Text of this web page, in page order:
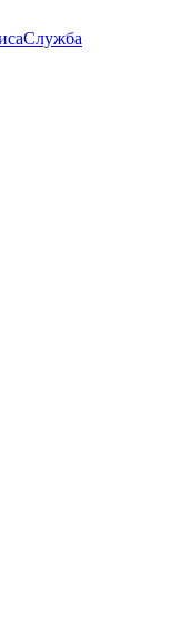
Служба